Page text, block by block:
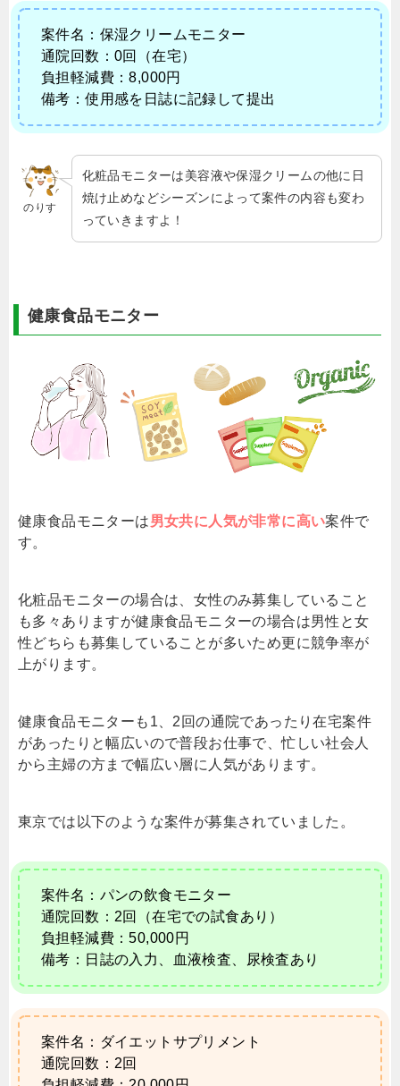
案件名：保湿クリームモニター
通院回数：0回（在宅）
負担軽減費：8,000円
備考：使用感を日誌に記録して提出
のりす
化粧品モニターは美容液や保湿クリームの他に日
焼け止めなどシーズンによって案件の内容も変わ
っていきますよ！
健康食品モニター
健康食品モニターは男女共に人気が非常に高い案件で
す。
化粧品モニターの場合は、女性のみ募集していること
も多々ありますが健康食品モニターの場合は男性と女
性どちらも募集していることが多いため更に競争率が
上がります。
健康食品モニターも1、2回の通院であったり在宅案件
があったりと幅広いので普段お仕事で、忙しい社会人
から主婦の方まで幅広い層に人気があります。
東京では以下のような案件が募集されていました。
案件名：パンの飲食モニター
通院回数：2回（在宅での試食あり）
負担軽減費：50,000円
備考：日誌の入力、血液検査、尿検査あり
案件名：ダイエットサプリメント
通院回数：2回